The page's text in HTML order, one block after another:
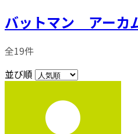
バットマン アーカ
全19件
並び順